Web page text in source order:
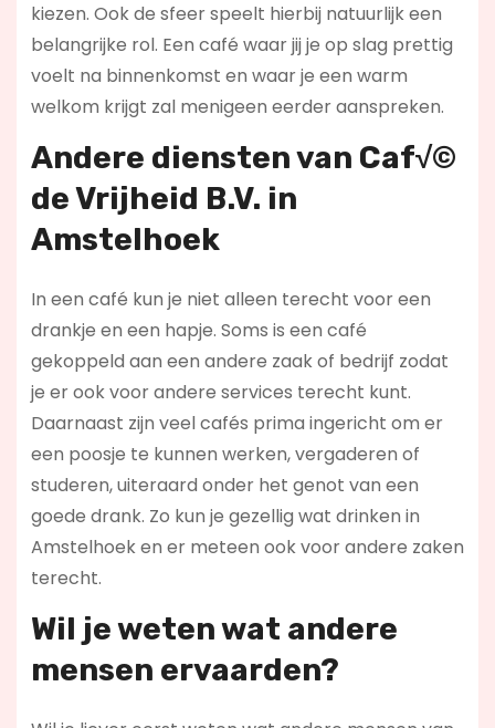
kiezen. Ook de sfeer speelt hierbij natuurlijk een
belangrijke rol. Een café waar jij je op slag prettig
voelt na binnenkomst en waar je een warm
welkom krijgt zal menigeen eerder aanspreken.
Andere diensten van Caf√©
de Vrijheid B.V. in
Amstelhoek
In een café kun je niet alleen terecht voor een
drankje en een hapje. Soms is een café
gekoppeld aan een andere zaak of bedrijf zodat
je er ook voor andere services terecht kunt.
Daarnaast zijn veel cafés prima ingericht om er
een poosje te kunnen werken, vergaderen of
studeren, uiteraard onder het genot van een
goede drank. Zo kun je gezellig wat drinken in
Amstelhoek en er meteen ook voor andere zaken
terecht.
Wil je weten wat andere
mensen ervaarden?